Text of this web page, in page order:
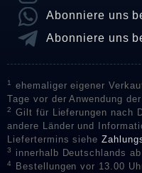
Abonniere uns
Abonniere uns
1
ehemaliger eigener
Tage vor der Anwendung
2
Gilt für Lieferungen nach
andere Länder und
Liefertermins siehe
3 innerhalb Deutschlands
4
Bestellungen vor 13.00